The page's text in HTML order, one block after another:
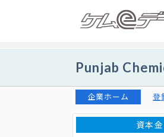
Punjab
企業ホーム 登
資本金